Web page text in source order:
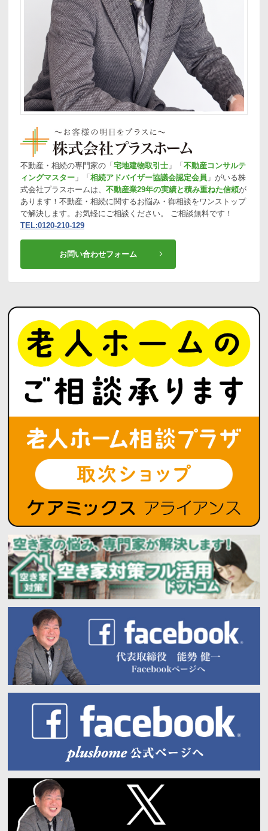
不動産・相続の専門家の「宅地建物取引士 」「不動産コンサルテ
ィングマスター 」「相続アドバイザー協議会認定会員 」がいる株
式会社プラスホームは、 不動産業29年の実績と積み重ねた信頼が
あります！不動産・相続に関するお悩み・御相談をワンストップ
で解決します。お気軽にご相談ください。 ご相談無料です！
TEL:0120-210-129
お問い合わせフォーム